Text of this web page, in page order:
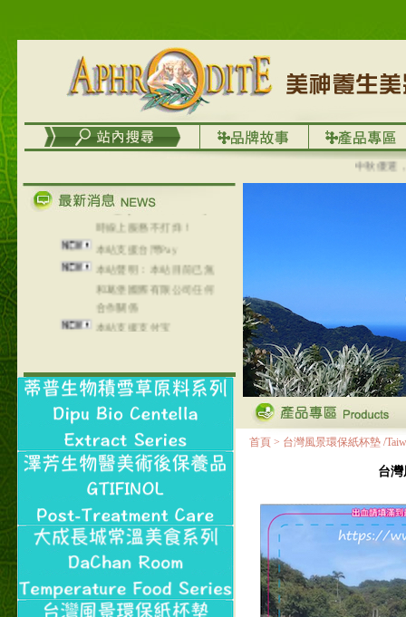
中秋優選，大
在外租屋者、居住處無管
理員、不方便在工作地點
取件者，歡迎多多使用
【郵局i郵箱】的服務喔～
【i郵箱】設立的地點，請
進入內頁連結～
Line@aphrodite2020 24小
時線上服務不打烊！
本站支援台灣Pay
本站聲明：本站目前已無
和葛堡國際有限公司任何
合作關係
本站支援支付宝
2017年1月1日起，中国大
首頁 > 台灣風景環保紙杯墊 /
台灣